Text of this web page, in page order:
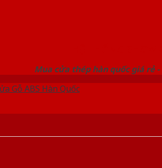
Mua cửa thép hàn quốc giá rẻ
Gỗ ABS Hàn Quốc